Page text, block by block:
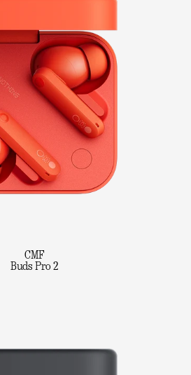
CMF
Buds Pro 2